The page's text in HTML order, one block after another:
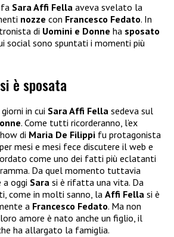
Sara Affi Fella aveva svelato la
nozze con Francesco Fedato. In
di Uomini e Donne ha sposato
social sono spuntati i momenti più
è sposata
in cui Sara Affi Fella sedeva sul
. Come tutti ricorderanno, l’ex
di Maria De Filippi fu protagonista
mesi e mesi fece discutere il web e
come uno dei fatti più eclatanti
Da quel momento tuttavia
a oggi Sara si è rifatta una vita. Da
come in molti sanno, la Affi Fella si è
a Francesco Fedato. Ma non
amore è nato anche un figlio, il
ha allargato la famiglia.